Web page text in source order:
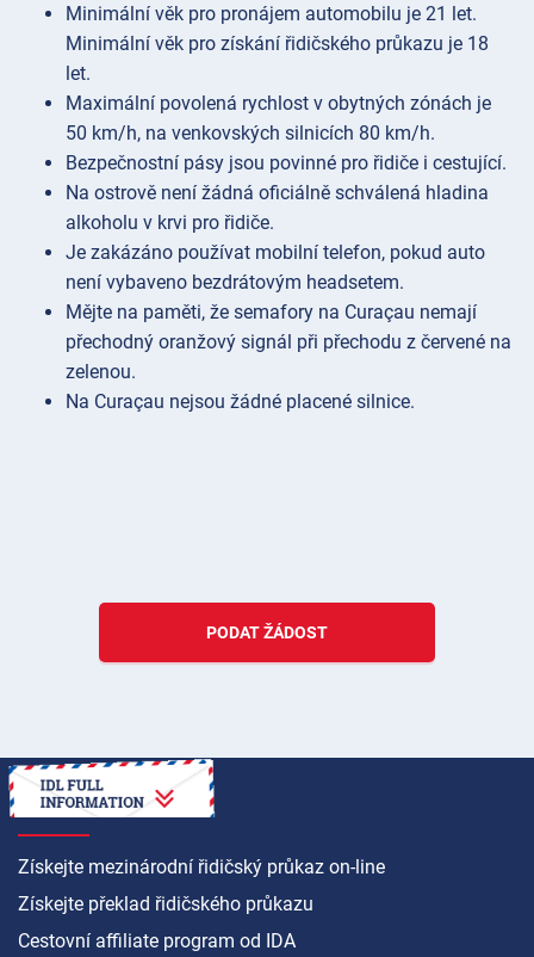
Minimální věk pro pronájem automobilu je 21 let.
Minimální věk pro získání řidičského průkazu je 18
let.
Maximální povolená rychlost v obytných zónách je
50 km/h, na venkovských silnicích 80 km/h.
Bezpečnostní pásy jsou povinné pro řidiče i cestující.
Na ostrově není žádná oficiálně schválená hladina
alkoholu v krvi pro řidiče.
Je zakázáno používat mobilní telefon, pokud auto
není vybaveno bezdrátovým headsetem.
Mějte na paměti, že semafory na Curaçau nemají
přechodný oranžový signál při přechodu z červené na
zelenou.
Na Curaçau nejsou žádné placené silnice.
PODAT ŽÁDOST
JAK NA TO
Získejte mezinárodní řidičský průkaz on-line
Získejte překlad řidičského průkazu
Cestovní affiliate program od IDA